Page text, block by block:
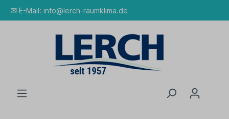
✉ E-Mail: info@lerch-raumklima.de